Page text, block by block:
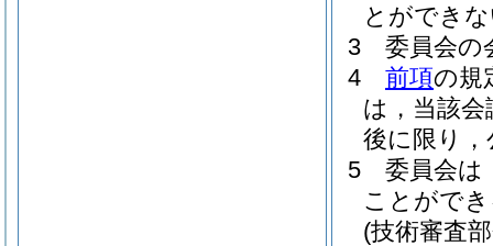
とができ
3
委員会の
4
前項の規
は，当該
後に限り
5
委員会は
ことがで
(技術審査